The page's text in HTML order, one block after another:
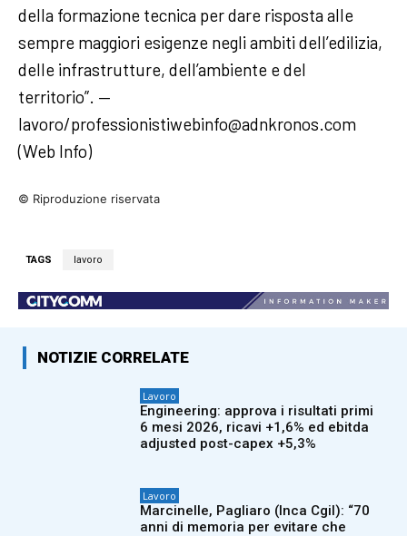
della formazione tecnica per dare risposta alle
sempre maggiori esigenze negli ambiti dell’edilizia,
delle infrastrutture, dell’ambiente e del
territorio”. —
lavoro/professionistiwebinfo@adnkronos.com
(Web Info)
© Riproduzione riservata
TAGS lavoro
NOTIZIE CORRELATE
Lavoro
Engineering: approva i risultati primi
6 mesi 2026, ricavi +1,6% ed ebitda
adjusted post-capex +5,3%
Lavoro
Marcinelle, Pagliaro (Inca Cgil): “70
anni di memoria per evitare che